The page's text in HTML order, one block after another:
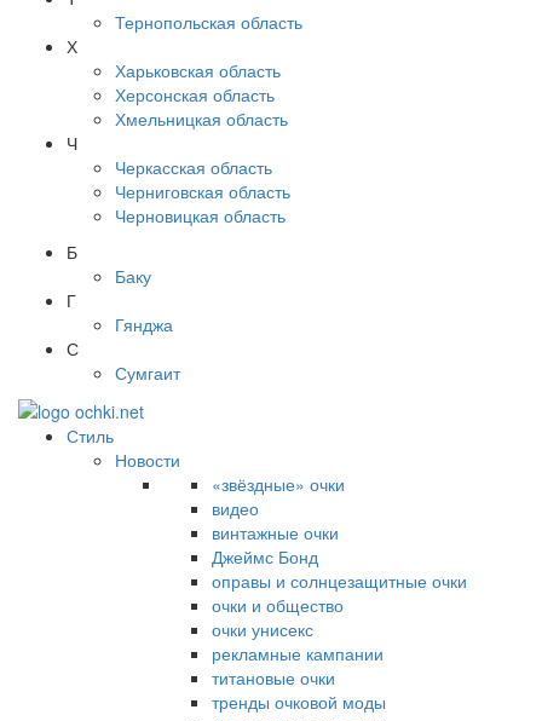
Тернопольская область
Х
Харьковская область
Херсонская область
Хмельницкая область
Ч
Черкасская область
Черниговская область
Черновицкая область
Б
Баку
Г
Гянджа
С
Сумгаит
Стиль
Новости
«звёздные» очки
видео
винтажные очки
Джеймс Бонд
оправы и солнцезащитные очки
очки и общество
очки унисекс
рекламные кампании
титановые очки
тренды очковой моды